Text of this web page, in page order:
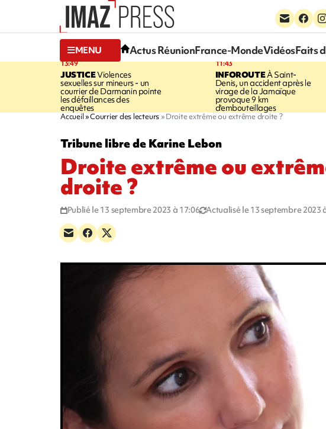
MENU Actus RéunionFrance-MondeVidéosFaits
13:49
JUSTICEViolences
sexuelles sur mineurs - un
courrier de Darmanin pointe
les défaillances des
enquêtes
11:43
INFOROUTEÀ Saint-
Denis, un accident après le
virage de la Jamaïque
provoque 9 km
d'embouteillages
Accueil Courrier des lecteurs Droite extrême ou extrême droite ?
Tribune libre de Karine Lebon
Droite extrême ou
droite ?
Publié le 13 septembre 2023 à 17:06 Actualisé le 13 septembre 2023